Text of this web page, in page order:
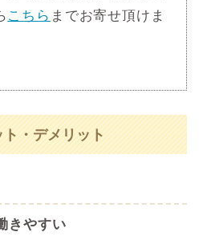
こちら までお寄せ頂けま
・デメリット
きやすい